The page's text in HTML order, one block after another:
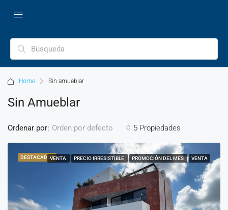
Home Sin amueblar
Sin Amueblar
5 Propiedades
Ordenar por: Orden por defecto
DESTACADOSVENTA PRECIO IRRESISTIBLE PROMOCIÓN DEL MES VENTA